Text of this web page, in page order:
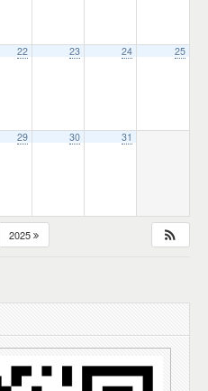
22 23 24 25
29 30 31
2025